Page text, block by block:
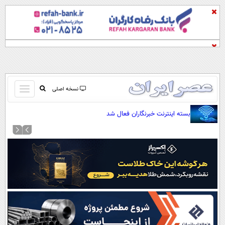
نسخه اصلی
باز
و
کردن
منو
صفحه اول
آرشیو
نظرسنجی
آب و هوا
اوقات شرعی
سواد زندگی
بسته اینترنت خبرنگاران فعال شد